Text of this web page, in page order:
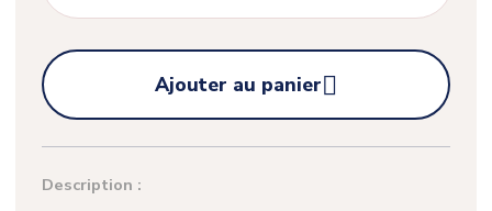

Ajouter au panier
Description :